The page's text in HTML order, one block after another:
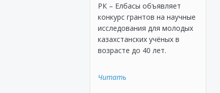
РК – Елбасы объявляет
конкурс грантов на научные
исследования для молодых
казахстанских учёных в
возрасте до 40 лет.
Читать